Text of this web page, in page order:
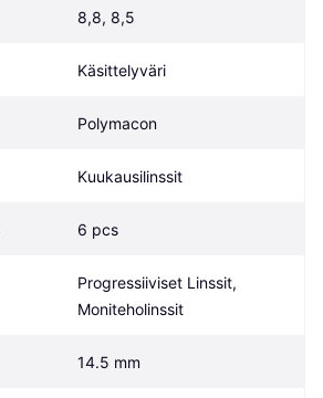
8,8, 8,5
Käsittelyväri
Polymacon
Kuukausilinssit
6 pcs
Progressiiviset Linssit,
Moniteholinssit
14.5 mm